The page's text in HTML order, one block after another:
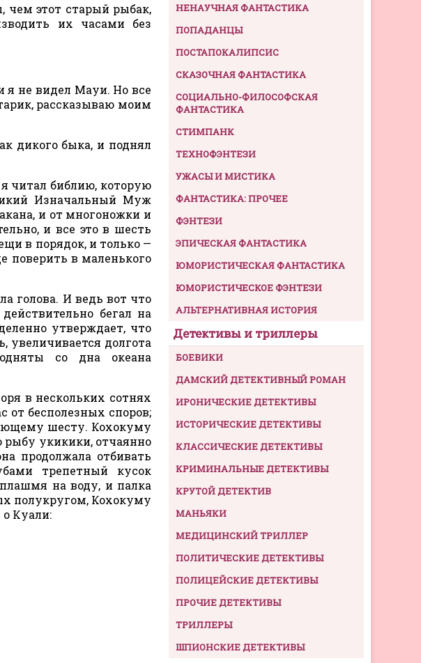
этот старый рыбак,
их часами без
я не видел Мауи. Но все
рассказываю моим
дикого быка, и поднял
читал библию, которую
Изначальный Муж
и от многоножки и
и все это в шесть
в порядок, и только —
поверить в маленького
голова. И ведь вот что
бегал на
утверждает, что
увеличивается долгота
со дна океана
в нескольких сотнях
от бесполезных споров;
шесту. Кохокуму
укикики, отчаянно
продолжала отбивать
трепетный кусок
на воду, и палка
полукругом, Кохокуму
Куали:
НЕНАУЧНАЯ ФАНТАСТИКА
ПОПАДАНЦЫ
ПОСТАПОКАЛИПСИС
СКАЗОЧНАЯ ФАНТАСТИКА
СОЦИАЛЬНО-ФИЛОСОФСКАЯ
ФАНТАСТИКА
СТИМПАНК
ТЕХНОФЭНТЕЗИ
УЖАСЫ И МИСТИКА
ФАНТАСТИКА: ПРОЧЕЕ
ФЭНТЕЗИ
ЭПИЧЕСКАЯ ФАНТАСТИКА
ЮМОРИСТИЧЕСКАЯ ФАНТАСТИКА
ЮМОРИСТИЧЕСКОЕ ФЭНТЕЗИ
АЛЬТЕРНАТИВНАЯ ИСТОРИЯ
Детективы и триллеры
БОЕВИКИ
ДАМСКИЙ ДЕТЕКТИВНЫЙ РОМАН
ИРОНИЧЕСКИЕ ДЕТЕКТИВЫ
ИСТОРИЧЕСКИЕ ДЕТЕКТИВЫ
КЛАССИЧЕСКИЕ ДЕТЕКТИВЫ
КРИМИНАЛЬНЫЕ ДЕТЕКТИВЫ
КРУТОЙ ДЕТЕКТИВ
МАНЬЯКИ
МЕДИЦИНСКИЙ ТРИЛЛЕР
ПОЛИТИЧЕСКИЕ ДЕТЕКТИВЫ
ПОЛИЦЕЙСКИЕ ДЕТЕКТИВЫ
ПРОЧИЕ ДЕТЕКТИВЫ
ТРИЛЛЕРЫ
ШПИОНСКИЕ ДЕТЕКТИВЫ